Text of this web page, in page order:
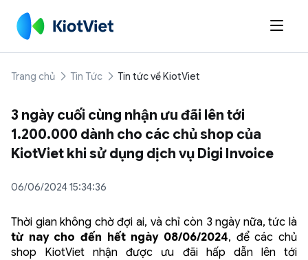

Trang chủ Tin Tức Tin tức về KiotViet
3 ngày cuối cùng nhận ưu đãi lên tới
1.200.000 dành cho các chủ shop của
KiotViet khi sử dụng dịch vụ Digi Invoice
06/06/2024 15:34:36
Thời gian không chờ đợi ai, và chỉ còn 3 ngày nữa, tức là
từ nay cho đến hết ngày 08/06/2024, để các chủ
shop KiotViet nhận được ưu đãi hấp dẫn lên tới